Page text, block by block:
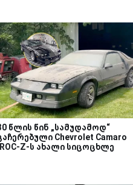
წლის წინ „სამუდამოდ“
Chevrolet Camaro
IROC-Z-ს ახალი სიცოცხლე